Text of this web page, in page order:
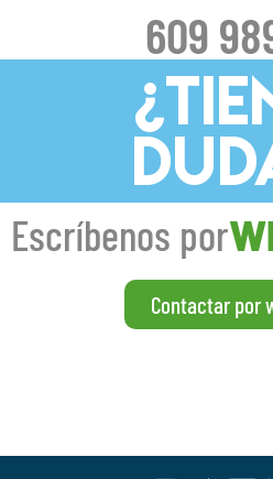
609
Escríbenos por
Contactar por